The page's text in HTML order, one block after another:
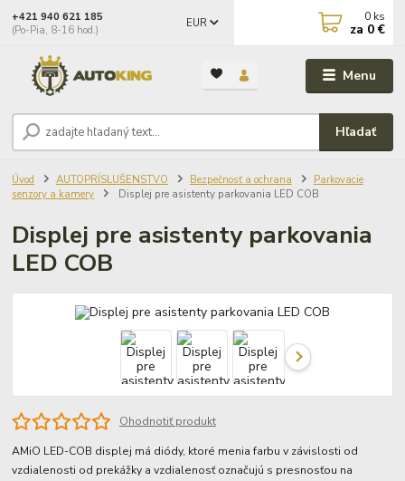
Menu
EUR
Hľadať
+421 940 621 185
(Po-Pia, 8-16 hod.)
0 ks
za 0 €
Úvod AUTOPRÍSLUŠENSTVO Bezpečnosť a ochrana
Parkovacie
senzory a kamery
Displej pre asistenty parkovania LED COB
Displej pre asistenty parkovania
LED COB
Ohodnotiť produkt
AMiO LED-COB displej má diódy, ktoré menia farbu v závislosti od
vzdialenosti od prekážky a vzdialenosť označujú s presnosťou na